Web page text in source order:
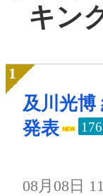
キン
及川光博
発表
176
08月08日